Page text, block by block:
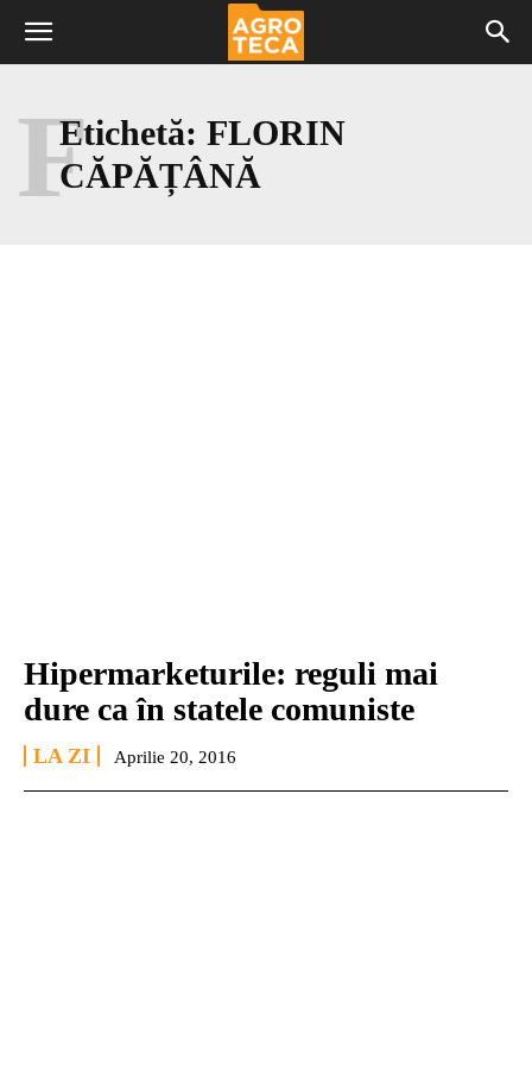
Etichetă: FLORIN
CĂPĂȚÂNĂ
F
Hipermarketurile: reguli mai
dure ca în statele comuniste
LA ZI Aprilie 20, 2016